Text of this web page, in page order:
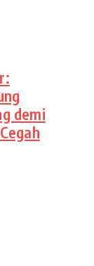
demi